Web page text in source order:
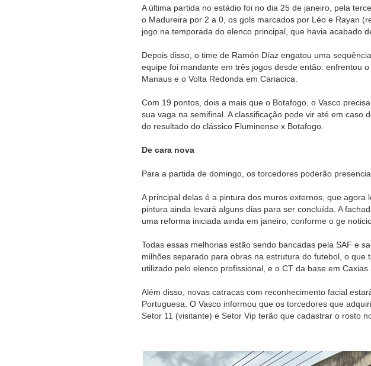
A última partida no estádio foi no dia 25 de janeiro, pela
o Madureira por 2 a 0, os gols marcados por Léo e Rayan
jogo na temporada do elenco principal, que havia acabado
Depois disso, o time de Ramón Díaz engatou uma
equipe foi mandante em três jogos desde então: enfrentou
Manaus e o Volta Redonda em Cariacica.
Com 19 pontos, dois a mais que o Botafogo, o Vasco
sua vaga na semifinal. A classificação pode vir até em caso
do resultado do clássico Fluminense x Botafogo.
De cara nova
Para a partida de domingo, os torcedores poderão
A principal delas é a pintura dos muros externos, que agora
pintura ainda levará alguns dias para ser concluída. A
uma reforma iniciada ainda em janeiro, conforme o ge
Todas essas melhorias estão sendo bancadas pela SAF e
milhões separado para obras na estrutura do futebol, o que
utilizado pelo elenco profissional, e o CT da base em Caxias.
Além disso, novas catracas com reconhecimento facial
Portuguesa. O Vasco informou que os torcedores que
Setor 11 (visitante) e Setor Vip terão que cadastrar o rosto